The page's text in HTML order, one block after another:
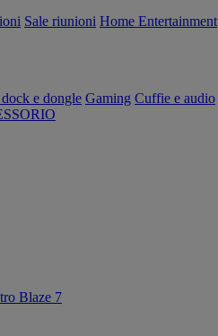
Sale riunioni Home Entertainment
e dongle Gaming Cuffie e audio
Blaze 7